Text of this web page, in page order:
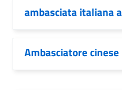
ambasciata italiana
Ambasciatore cinese